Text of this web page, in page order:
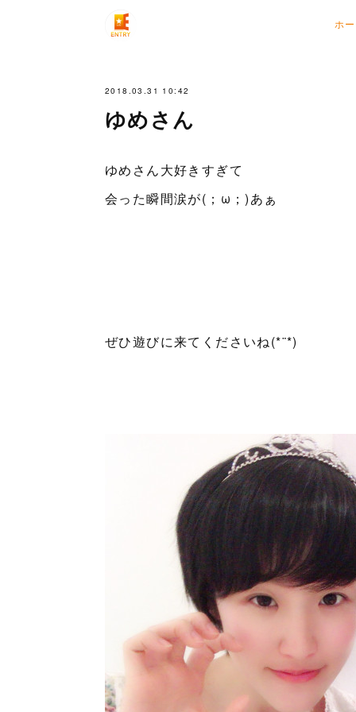
ホ
2018.03.31 10:42
ゆめさん
ゆめさん大好きすぎて
会った瞬間涙が(；ω；)あぁ
ぜひ遊びに来てくださいね(*¨*)